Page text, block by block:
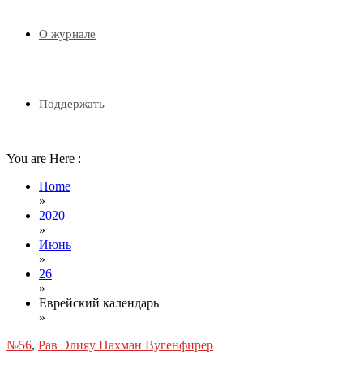
О журнале
Поддержать
You are Here :
Home
»
2020
»
Июнь
»
26
»
Еврейский календарь
»
№56, Рав Элияу Нахман Вугенфирер